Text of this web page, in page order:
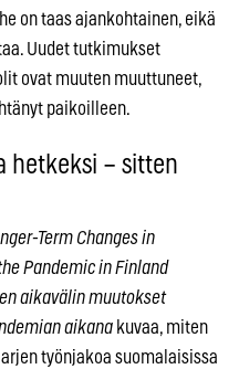
on taas ajankohtainen, eikä
Uudet tutkimukset
ovat muuten muuttuneet,
paikoilleen.
hetkeksi – sitten
Term Changes in
Pandemic in Finland
aikavälin muutokset
aikana kuvaa, miten
työnjakoa suomalaisissa